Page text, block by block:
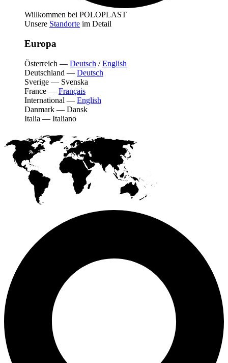
Willkommen bei POLOPLAST
Unsere Standorte im Detail
Europa
Österreich — Deutsch /English
Deutschland — Deutsch
Sverige — Svenska
France — Français
International — English
Danmark — Dansk
Italia — Italiano